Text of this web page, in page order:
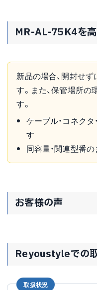
MR-AL-75K4を
新品の場合、開封せ
す。また、保管場所
す。
ケーブル・コネク
す
同容量・関連型番
お客様の声
Reyoustyleでの
取扱状況